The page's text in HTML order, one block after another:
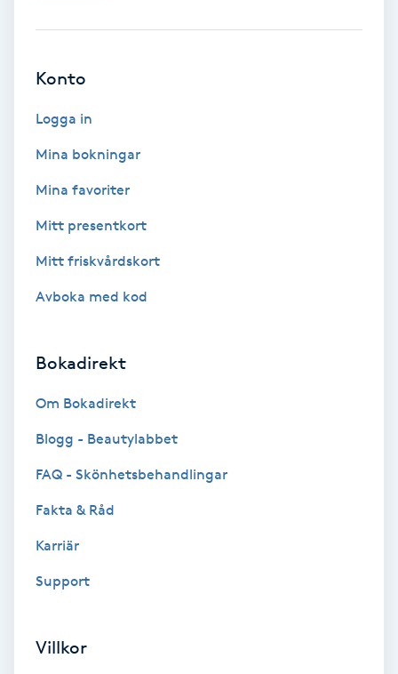
Gelenaglar
Gellack
Gravidmassage
Gravidyoga
Gua Sha-massage
Hatha Yoga
Healing
Herrklippning
HIFU
Konto
Logga in
Mina bokningar
Mina favoriter
Mitt presentkort
Mitt friskvårdskort
Avboka med kod
Bokadirekt
Om Bokadirekt
Blogg - Beautylabbet
FAQ - Skönhetsbehandlingar
Fakta & Råd
Karriär
Support
Villkor